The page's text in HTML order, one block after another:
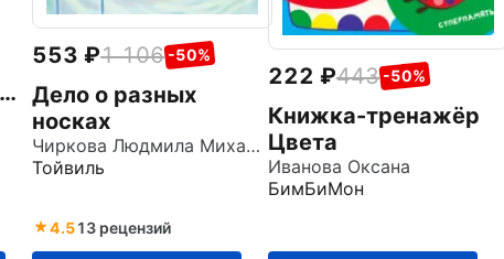
553 1 106 -50%
Дело о разных
носках
Чиркова Людмила Михайловна
Тойвиль
4.513 рецензий
222 443 -50%
Книжка-тренажёр
Цвета
Иванова Оксана
БимБиМон